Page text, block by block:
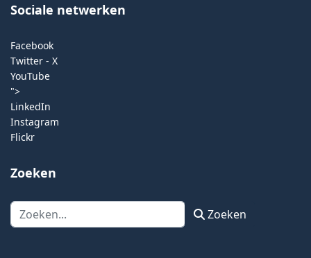
Sociale netwerken
Facebook
Twitter - X
YouTube
">
LinkedIn
Instagram
Flickr
Zoeken
Zoeken Zoeken